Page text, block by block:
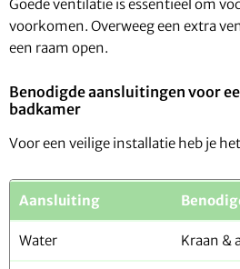
Goede ventilatie is essentieel om
voorkomen. Overweeg een extra
een raam open.
Benodigde aansluitingen voor
badkamer
Voor een veilige installatie heb je
Aansluiting
Water Kraan &